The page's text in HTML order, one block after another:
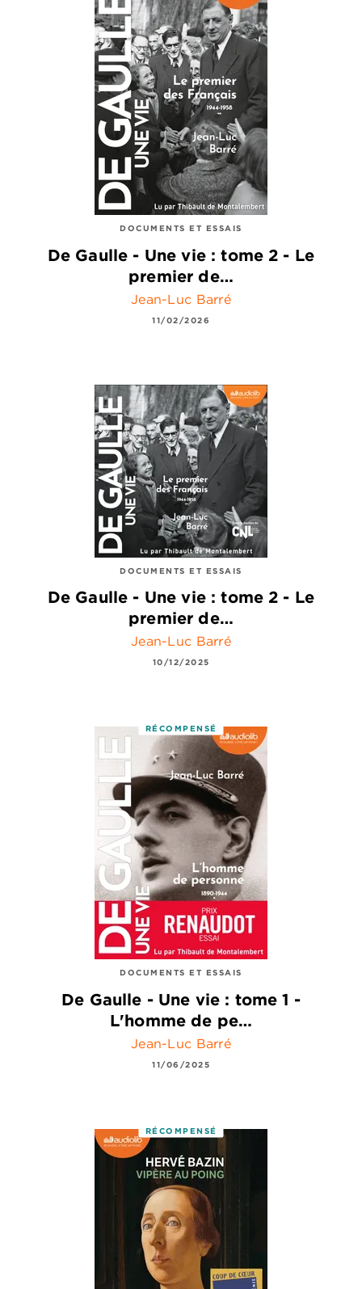
DOCUMENTS ET ESSAIS
De Gaulle - Une vie : tome 2 - Le
premier de…
Jean-Luc Barré
11/02/2026
DOCUMENTS ET ESSAIS
De Gaulle - Une vie : tome 2 - Le
premier de…
Jean-Luc Barré
10/12/2025
RÉCOMPENSÉ
DOCUMENTS ET ESSAIS
De Gaulle - Une vie : tome 1 -
L'homme de pe…
Jean-Luc Barré
11/06/2025
RÉCOMPENSÉ